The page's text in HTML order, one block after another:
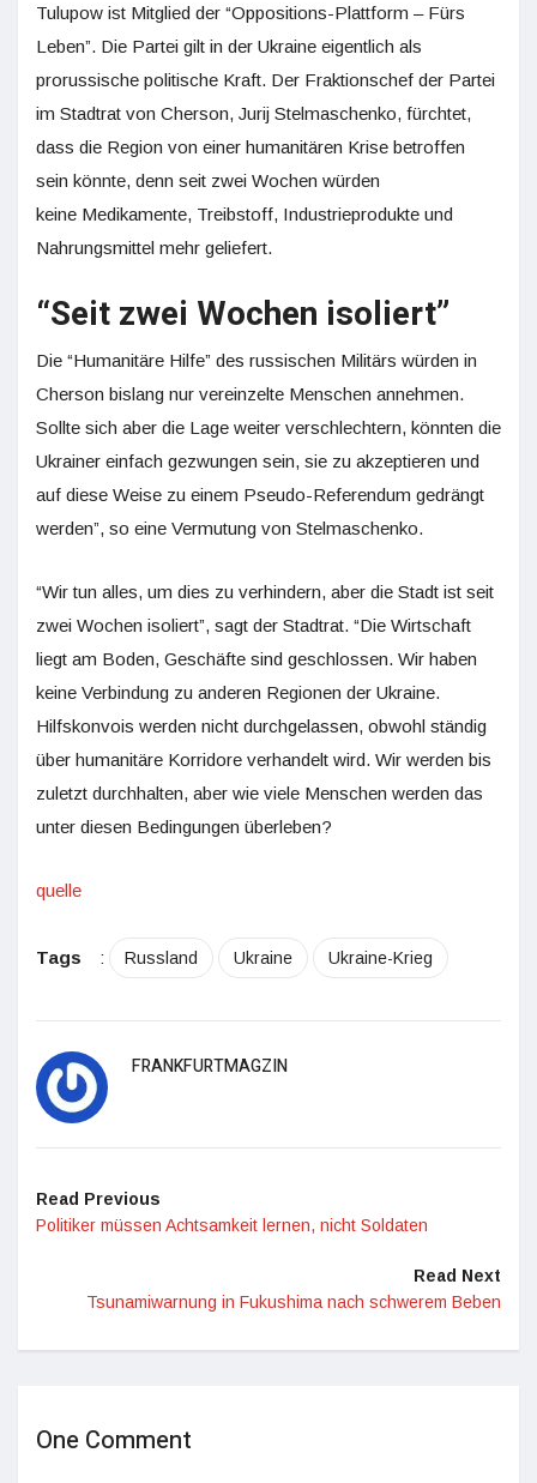
Tulupow ist Mitglied der “Oppositions-Plattform – Fürs
Leben”. Die Partei gilt in der Ukraine eigentlich als
prorussische politische Kraft. Der Fraktionschef der Partei
im Stadtrat von Cherson, Jurij Stelmaschenko, fürchtet,
dass die Region von einer humanitären Krise betroffen
sein könnte, denn seit zwei Wochen würden
keine Medikamente, Treibstoff, Industrieprodukte und
Nahrungsmittel mehr geliefert.
“Seit zwei Wochen isoliert”
Die “Humanitäre Hilfe” des russischen Militärs würden in
Cherson bislang nur vereinzelte Menschen annehmen.
Sollte sich aber die Lage weiter verschlechtern, könnten die
Ukrainer einfach gezwungen sein, sie zu akzeptieren und
auf diese Weise zu einem Pseudo-Referendum gedrängt
werden”, so eine Vermutung von Stelmaschenko.
“Wir tun alles, um dies zu verhindern, aber die Stadt ist seit
zwei Wochen isoliert”, sagt der Stadtrat. “Die Wirtschaft
liegt am Boden, Geschäfte sind geschlossen. Wir haben
keine Verbindung zu anderen Regionen der Ukraine.
Hilfskonvois werden nicht durchgelassen, obwohl ständig
über humanitäre Korridore verhandelt wird. Wir werden bis
zuletzt durchhalten, aber wie viele Menschen werden das
unter diesen Bedingungen überleben?
quelle
Tags : Russland Ukraine Ukraine-Krieg
FRANKFURTMAGZIN
Read Previous
Politiker müssen Achtsamkeit lernen, nicht Soldaten
Read Next
Tsunamiwarnung in Fukushima nach schwerem Beben
One Comment